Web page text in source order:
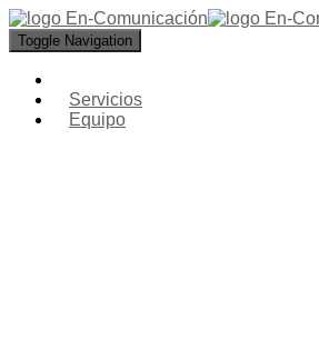
Toggle Navigation
Servicios
Equipo